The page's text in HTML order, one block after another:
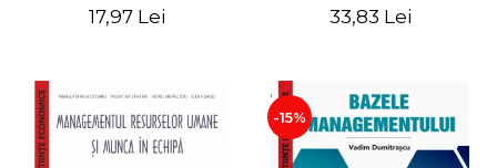
Roxana Carmen Ionescu,
17,97 Lei
Gabriel Nastase, Mihaela-
33,83 Lei
-15%